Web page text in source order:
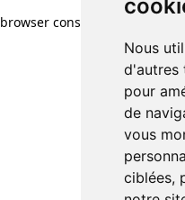
Nous
d'autres
pour
de
vous
ciblées,
browser console for more